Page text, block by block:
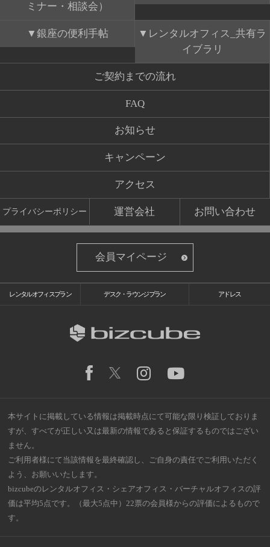
ミナー・相談会）
銀座の便利手帖
レンタルオフィス_共有ラ
イブラリ
ご契約までの流れ
FAQ
お知らせ
キャンペーン
アクセス
プライバシーポリシー 運営会社 お問い合わせ
会員マイページ
レンタルオフィスプラン デスク・ラウンジプラン アドレス
本サイトに掲載している情報は掲載時点にて可能な限り検証しておりま
すが、すべてが正しい又は最新の情報であると保証するものではござい
ません。
ご利用者様にて当該情報を最終確認し、ご自身の責任でご利用いただく
よう、お願いいたします。
bizcubeのレンタルオフィス・シェアオフィス・バーチャルオフィスの評
価は平均5点です。（最大5点中）22票の会員様からの評価によるもので
す。